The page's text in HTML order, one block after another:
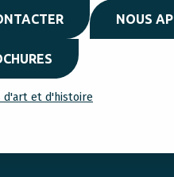
NOUS
d'art et d'histoire